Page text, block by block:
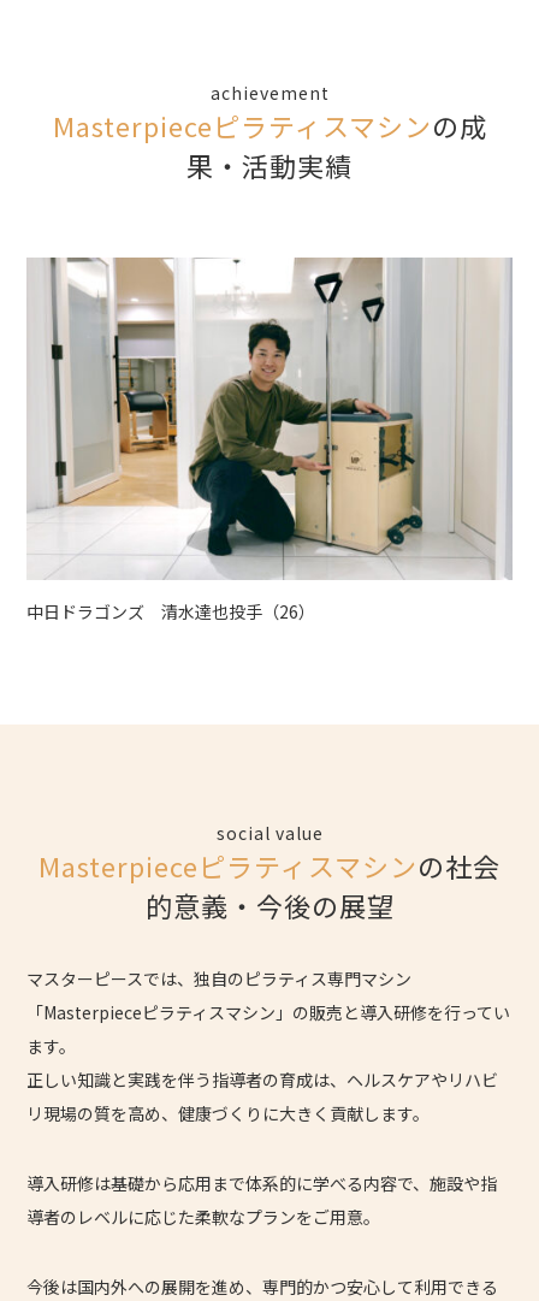
achievement
Masterpieceピラティスマシンの成
果・活動実績
中日ドラゴンズ 清水達也投手（26）
social value
Masterpieceピラティスマシンの社会
的意義・今後の展望
マスターピースでは、独自のピラティス専門マシン
「Masterpieceピラティスマシン」の販売と導入研修を行ってい
ます。
正しい知識と実践を伴う指導者の育成は、ヘルスケアやリハビ
リ現場の質を高め、健康づくりに大きく貢献します。
導入研修は基礎から応用まで体系的に学べる内容で、施設や指
導者のレベルに応じた柔軟なプランをご用意。
今後は国内外への展開を進め、専門的かつ安心して利用できる